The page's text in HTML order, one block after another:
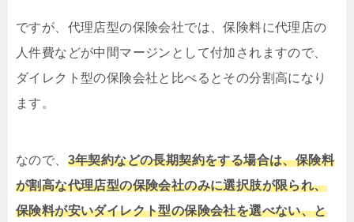
ですが、代理店型の保険会社では、保険料に代理店の
人件費などが中間マージンとして付加されますので、
ダイレクト型の保険会社と比べるとその分割高になり
ます。
なので、 3年契約などの長期契約をする場合は、保険料
が割高な代理店型の保険会社のみに選択肢が限られ、
保険料が安いダイレクト型の保険会社を選べない、と